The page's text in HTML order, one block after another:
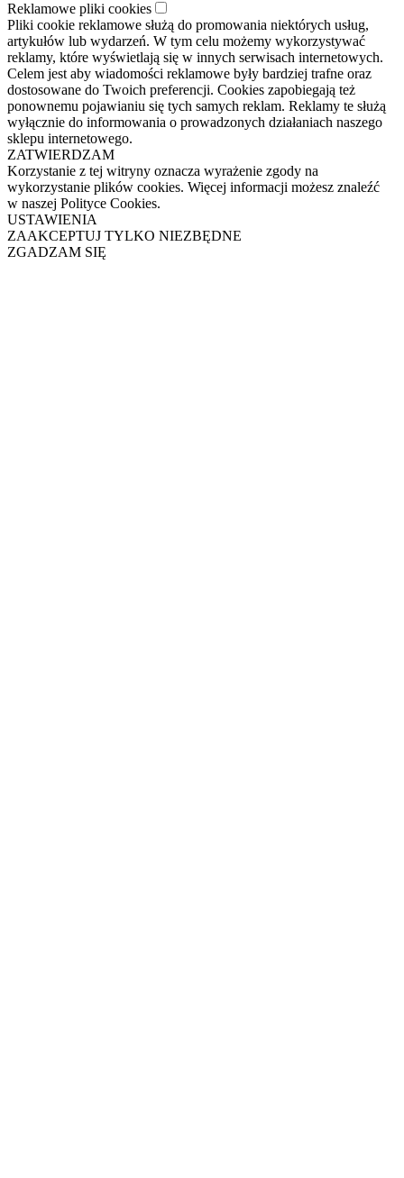
Reklamowe pliki cookies
Pliki cookie reklamowe służą do promowania niektórych usług,
artykułów lub wydarzeń. W tym celu możemy wykorzystywać
reklamy, które wyświetlają się w innych serwisach internetowych.
Celem jest aby wiadomości reklamowe były bardziej trafne oraz
dostosowane do Twoich preferencji. Cookies zapobiegają też
ponownemu pojawianiu się tych samych reklam. Reklamy te służą
wyłącznie do informowania o prowadzonych działaniach naszego
sklepu internetowego.
ZATWIERDZAM
Korzystanie z tej witryny oznacza wyrażenie zgody na
wykorzystanie plików cookies. Więcej informacji możesz znaleźć
w naszej Polityce Cookies.
USTAWIENIA
ZAAKCEPTUJ TYLKO NIEZBĘDNE
ZGADZAM SIĘ